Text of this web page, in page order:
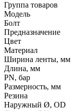
Группа товаров
Модель
Болт
Предназначение
Цвет
Материал
Ширина ленты, мм
Длина, мм
PN, бар
Размерность, мм
Резина
Наружный Ø, OD